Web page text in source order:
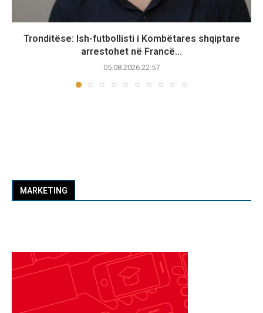
Tronditëse: Ish-futbollisti i Kombëtares shqiptare
arrestohet në Francë...
05.08.2026 22:57
MARKETING